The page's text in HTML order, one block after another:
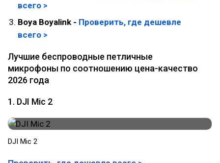
всего >
Boya Boyalink - Проверить, где дешевле
всего >
Лучшие беспроводные петличные
микрофоны по соотношению цена-качество
2026 года
1. DJI Mic 2
DJI Mic 2